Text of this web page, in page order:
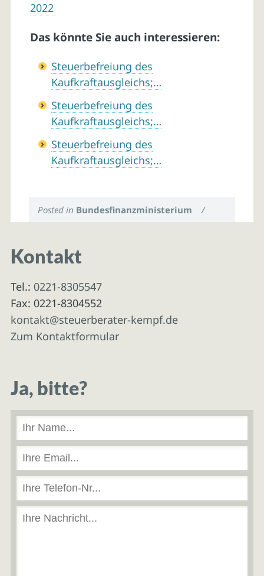
2022
Das könnte Sie auch interessieren:
Steuerbefreiung des
Kaufkraftausgleichs;…
Steuerbefreiung des
Kaufkraftausgleichs;…
Steuerbefreiung des
Kaufkraftausgleichs;…
Posted in Bundesfinanzministerium /
Kontakt
Tel.: 0221-8305547
Fax: 0221-8304552
kontakt@steuerberater-kempf.de
Zum Kontaktformular
Ja, bitte?